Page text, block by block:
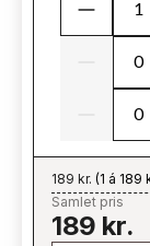
189 kr. (1 á 189
Samlet pris
189 kr.